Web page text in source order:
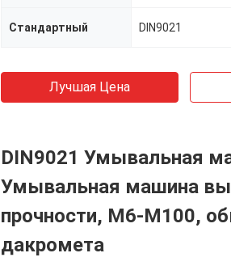
Стандартный DIN9021
Лучшая Цена
DIN9021 Умывальная
Умывальная машина
прочности, M6-M100,
дакромета